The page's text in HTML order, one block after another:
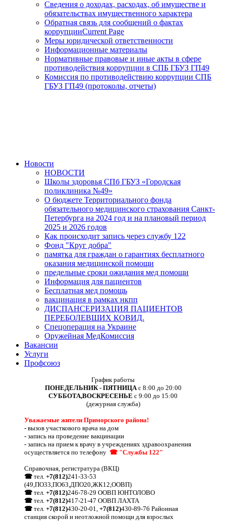
Сведения о доходах, расходах, об имуществе и
обязательствах имущественного характера
Обратная связь для сообщений о фактах
коррупцииCurrent Page
Меры юридической ответственности
Информационные материалы
Нормативные правовые и иные акты в сфере
противодействия коррупции в СПБ ГБУЗ ГП49
Комиссия по противодействию коррупции СПБ
ГБУЗ ГП49 (протоколы, отчеты)
Новости
НОВОСТИ
Школы здоровья СПб ГБУЗ «Городская
поликлиника №49»
О бюджете Территориального фонда
обязательного медицинского страхования Санкт-
Петербурга на 2024 год и на плановый период
2025 и 2026 годов
Как происходит запись через службу 122
Фонд "Круг добра"
памятка для граждан о гарантиях бесплатного
оказания медицинской помощи
предельные сроки ожидания мед помощи
Информация для пациентов
Бесплатная мед помощь
вакцинация в рамках нкпп
ДИСПАНСЕРИЗАЦИЯ ПАЦИЕНТОВ
ПЕРЕБОЛЕВШИХ КОВИД.
Спецоперация на Украине
Оружейная МедКомиссия
Вакансии
Услуги
Профсоюз
График работы
ПОНЕДЕЛЬНИК - ПЯТНИЦА с 8:00 до 20:00
СУББОТА,ВОСКРЕСЕНЬЕ с 9:00 до 15:00
(дежурная служба)
Уважаемые жители Приморского района!
- вызов участкового врача на дом
- запись на проведение вакцинации
- запись на прием к врачу в учреждениях здравоохранения
осуществляется по телефону ☎ "Службы 122"
Справочная, регистратура (ВКЦ)
☎ тел. +7(812)241-33-53
(49,ПО33,ПО63,ДПО20,ЖК12,ООВП)
☎ тел. +7(812)246-78-29 ООВП ЮНТОЛОВО
☎ тел. +7(812)417-21-47 ООВП ЛАХТА
☎ тел. +7(812)430-20-01, +7(812)430-89-76 Районная
станция скорой и неотложной помощи для взрослых